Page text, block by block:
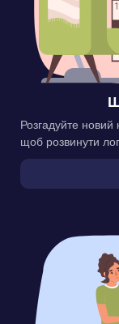
Розгадуйте новий
щоб розвинути